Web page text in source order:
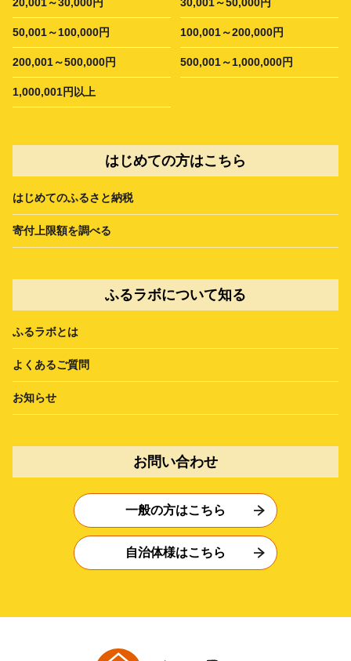
50,001～100,000円 100,001～200,000円
200,001～500,000円 500,001～1,000,000円
1,000,001円以上
はじめての方はこちら
はじめてのふるさと納税
寄付上限額を調べる
ふるラボについて知る
ふるラボとは
よくあるご質問
お知らせ
お問い合わせ
一般の方はこちら
自治体様はこちら